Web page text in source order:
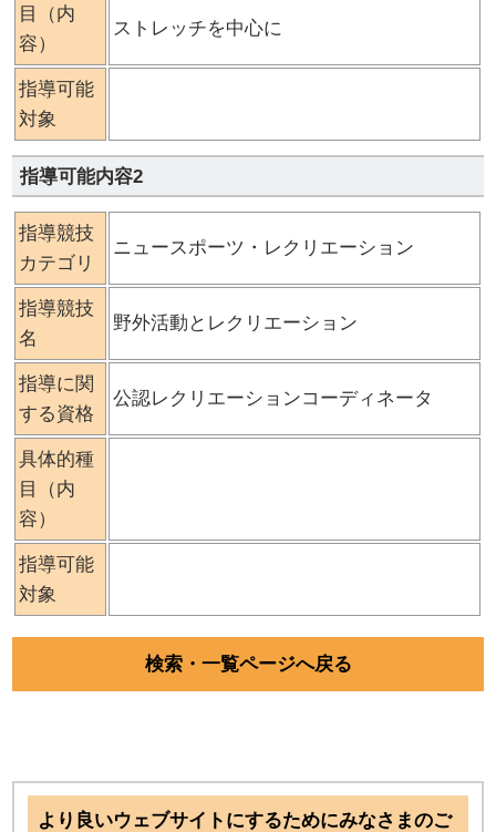
目（内
容）
ストレッチを中心に
指導可能
対象
指導可能内容2
指導競技
カテゴリ
ニュースポーツ・レクリエーション
指導競技
名
野外活動とレクリエーション
指導に関
する資格
公認レクリエーションコーディネータ
具体的種
目（内
容）
指導可能
対象
検索・一覧ページへ戻る
より良いウェブサイトにするためにみなさまのご